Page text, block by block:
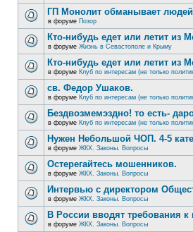
ГП Монолит обманывает
в форуме Позор
Кто-нибудь едет или летит из
в форуме Жизнь в Севастополе и Крыму
Кто-нибудь едет или летит из
в форуме Клуб по интересам (не только
св. Федор Ушаков.
в форуме Клуб по интересам (не только
Бездвозмемэздно! то есть-
в форуме Клуб по интересам (не только
Нужен Небольшой ЧОП. 4-5
в форуме ЖКХ. Законы. Вопросы
Остерегайтесь мошенников.
в форуме ЖКХ. Законы. Вопросы
Интервью с директором
в форуме ЖКХ. Законы. Вопросы
В России вводят требования
в форуме ЖКХ. Законы. Вопросы